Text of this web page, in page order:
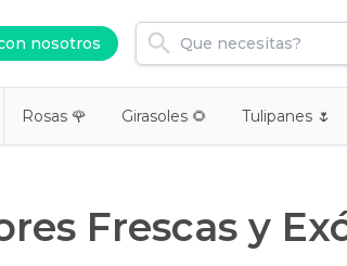
nosotros
Rosas 🌹 Girasoles 🌻 Tulipanes 🌷
Frescas y